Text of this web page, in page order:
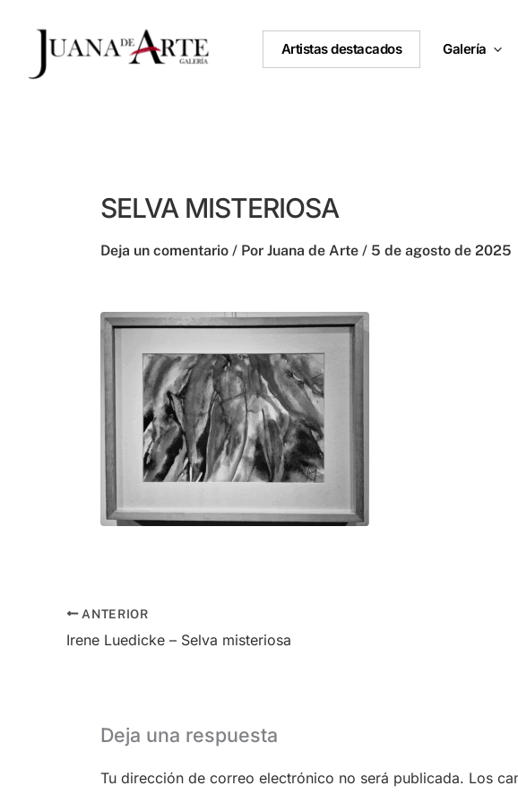
contenido
Artistas destacados Galería
SELVA MISTERIOSA
Deja un comentario / Por Juana de Arte / 5 de agosto de 2025
ANTERIOR
Irene Luedicke – Selva misteriosa
Deja una respuesta
Tu dirección de correo electrónico no será publicada. Los